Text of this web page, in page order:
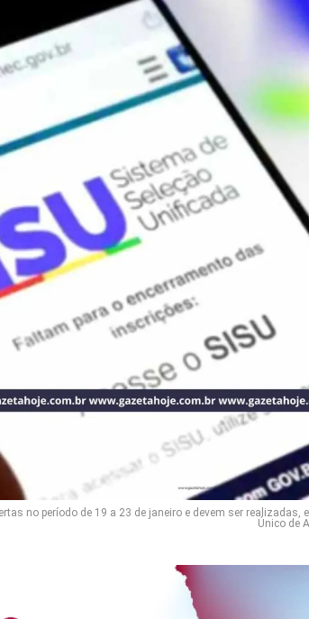
no período de 19 a 23 de janeiro e devem ser realizadas,
Único de